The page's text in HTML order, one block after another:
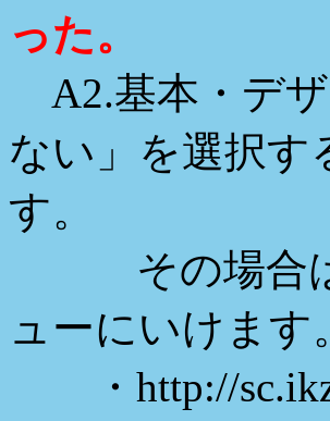
った。
A2.基本・デ
ない」を選択す
す。
その場合は
ューにいけます
・http://